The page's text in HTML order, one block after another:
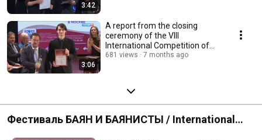
3:42
3:06
A report from the closing
ceremony of the VIII
International Competition of
Bayanists and Accordi...
681 views 7 months ago
Фестиваль БАЯН И БАЯНИСТЫ / International